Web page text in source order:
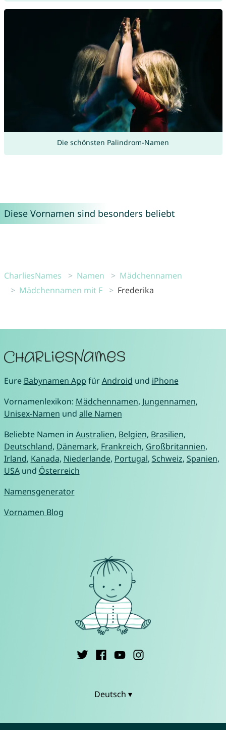
Die schönsten Palindrom-Namen
Diese Vornamen sind besonders beliebt
CharliesNames Namen
Mädchennamen
Mädchennamen mit F
Frederika
Eure Babynamen App fürAndroid und iPhone
Vornamenlexikon: Mädchennamen, Jungennamen,
Unisex-Namen und alle Namen
Beliebte Namen in Australien, Belgien, Brasilien,
Deutschland, Dänemark, Frankreich, Großbritannien,
Irland, Kanada, Niederlande, Portugal, Schweiz, Spanien,
USAund Österreich
Namensgenerator
Vornamen Blog
Deutsch ▾